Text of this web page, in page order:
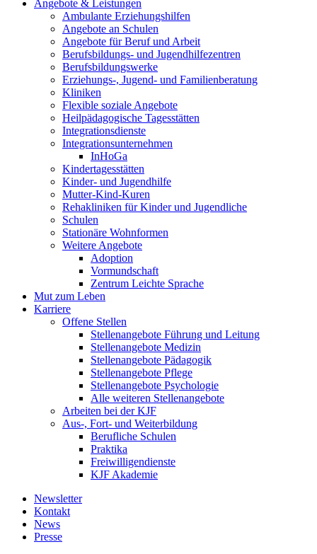
Angebote & Leistungen
Ambulante Erziehungshilfen
Angebote an Schulen
Angebote für Beruf und Arbeit
Berufsbildungs- und Jugendhilfezentren
Berufsbildungswerke
Erziehungs-, Jugend- und Familienberatung
Kliniken
Flexible soziale Angebote
Heilpädagogische Tagesstätten
Integrationsdienste
Integrationsunternehmen
InHoGa
Kindertagesstätten
Kinder- und Jugendhilfe
Mutter-Kind-Kuren
Rehakliniken für Kinder und Jugendliche
Schulen
Stationäre Wohnformen
Weitere Angebote
Adoption
Vormundschaft
Zentrum Leichte Sprache
Mut zum Leben
Karriere
Offene Stellen
Stellenangebote Führung und Leitung
Stellenangebote Medizin
Stellenangebote Pädagogik
Stellenangebote Pflege
Stellenangebote Psychologie
Alle weiteren Stellenangebote
Arbeiten bei der KJF
Aus-, Fort- und Weiterbildung
Berufliche Schulen
Praktika
Freiwilligendienste
KJF Akademie
Newsletter
Kontakt
News
Presse